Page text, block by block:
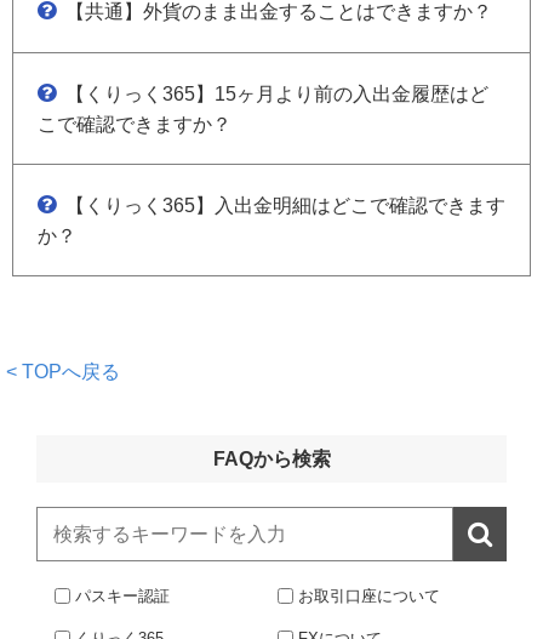
【共通】外貨のまま出金することはできますか？
【くりっく365】15ヶ月より前の入出金履歴はど
こで確認できますか？
【くりっく365】入出金明細はどこで確認できます
か？
< TOPへ戻る
FAQから検索

パスキー認証 お取引口座について